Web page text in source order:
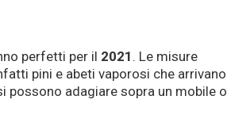
perfetti per il 2021 . Le misure
pini e abeti vaporosi che arrivano
possono adagiare sopra un mobile o